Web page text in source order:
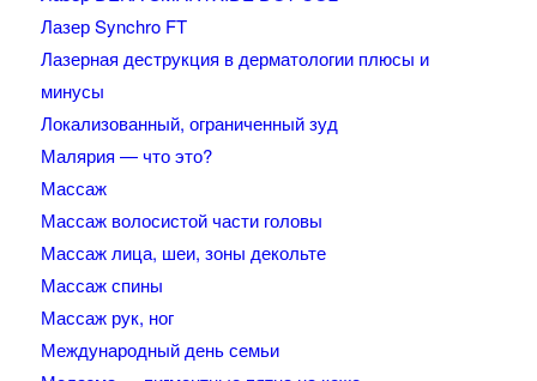
Лазер Synchro FT
Лазерная деструкция в дерматологии плюсы и
минусы
Локализованный, ограниченный зуд
Малярия — что это?
Массаж
Массаж волосистой части головы
Массаж лица, шеи, зоны декольте
Массаж спины
Массаж рук, ног
Международный день семьи